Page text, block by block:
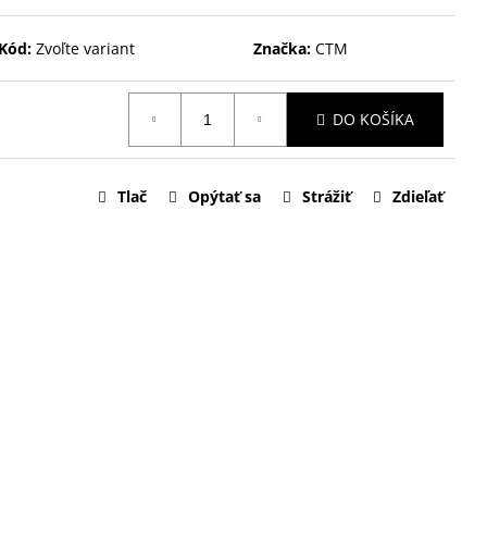
Kód: Zvoľte variant Značka: CTM
DO KOŠÍKA
Tlač Opýtať sa Strážiť Zdieľať